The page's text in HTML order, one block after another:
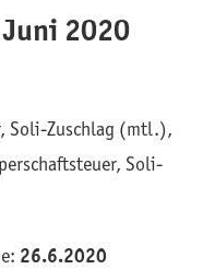
2020
Soli-Zuschlag (mtl.),
Soli-
26.6.2020